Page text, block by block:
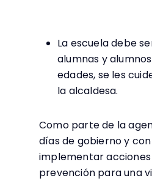
La escuela debe
alumnas y
edades, se les
la alcaldesa.
Como parte de la
días de gobierno y
implementar
prevención para una